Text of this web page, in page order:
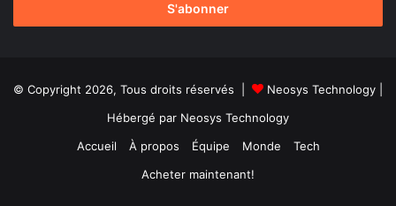
© Copyright 2026, Tous droits réservés | Neosys Technology
Hébergé par Neosys Technology
Accueil
À propos Équipe Monde
Tech
Acheter maintenant!